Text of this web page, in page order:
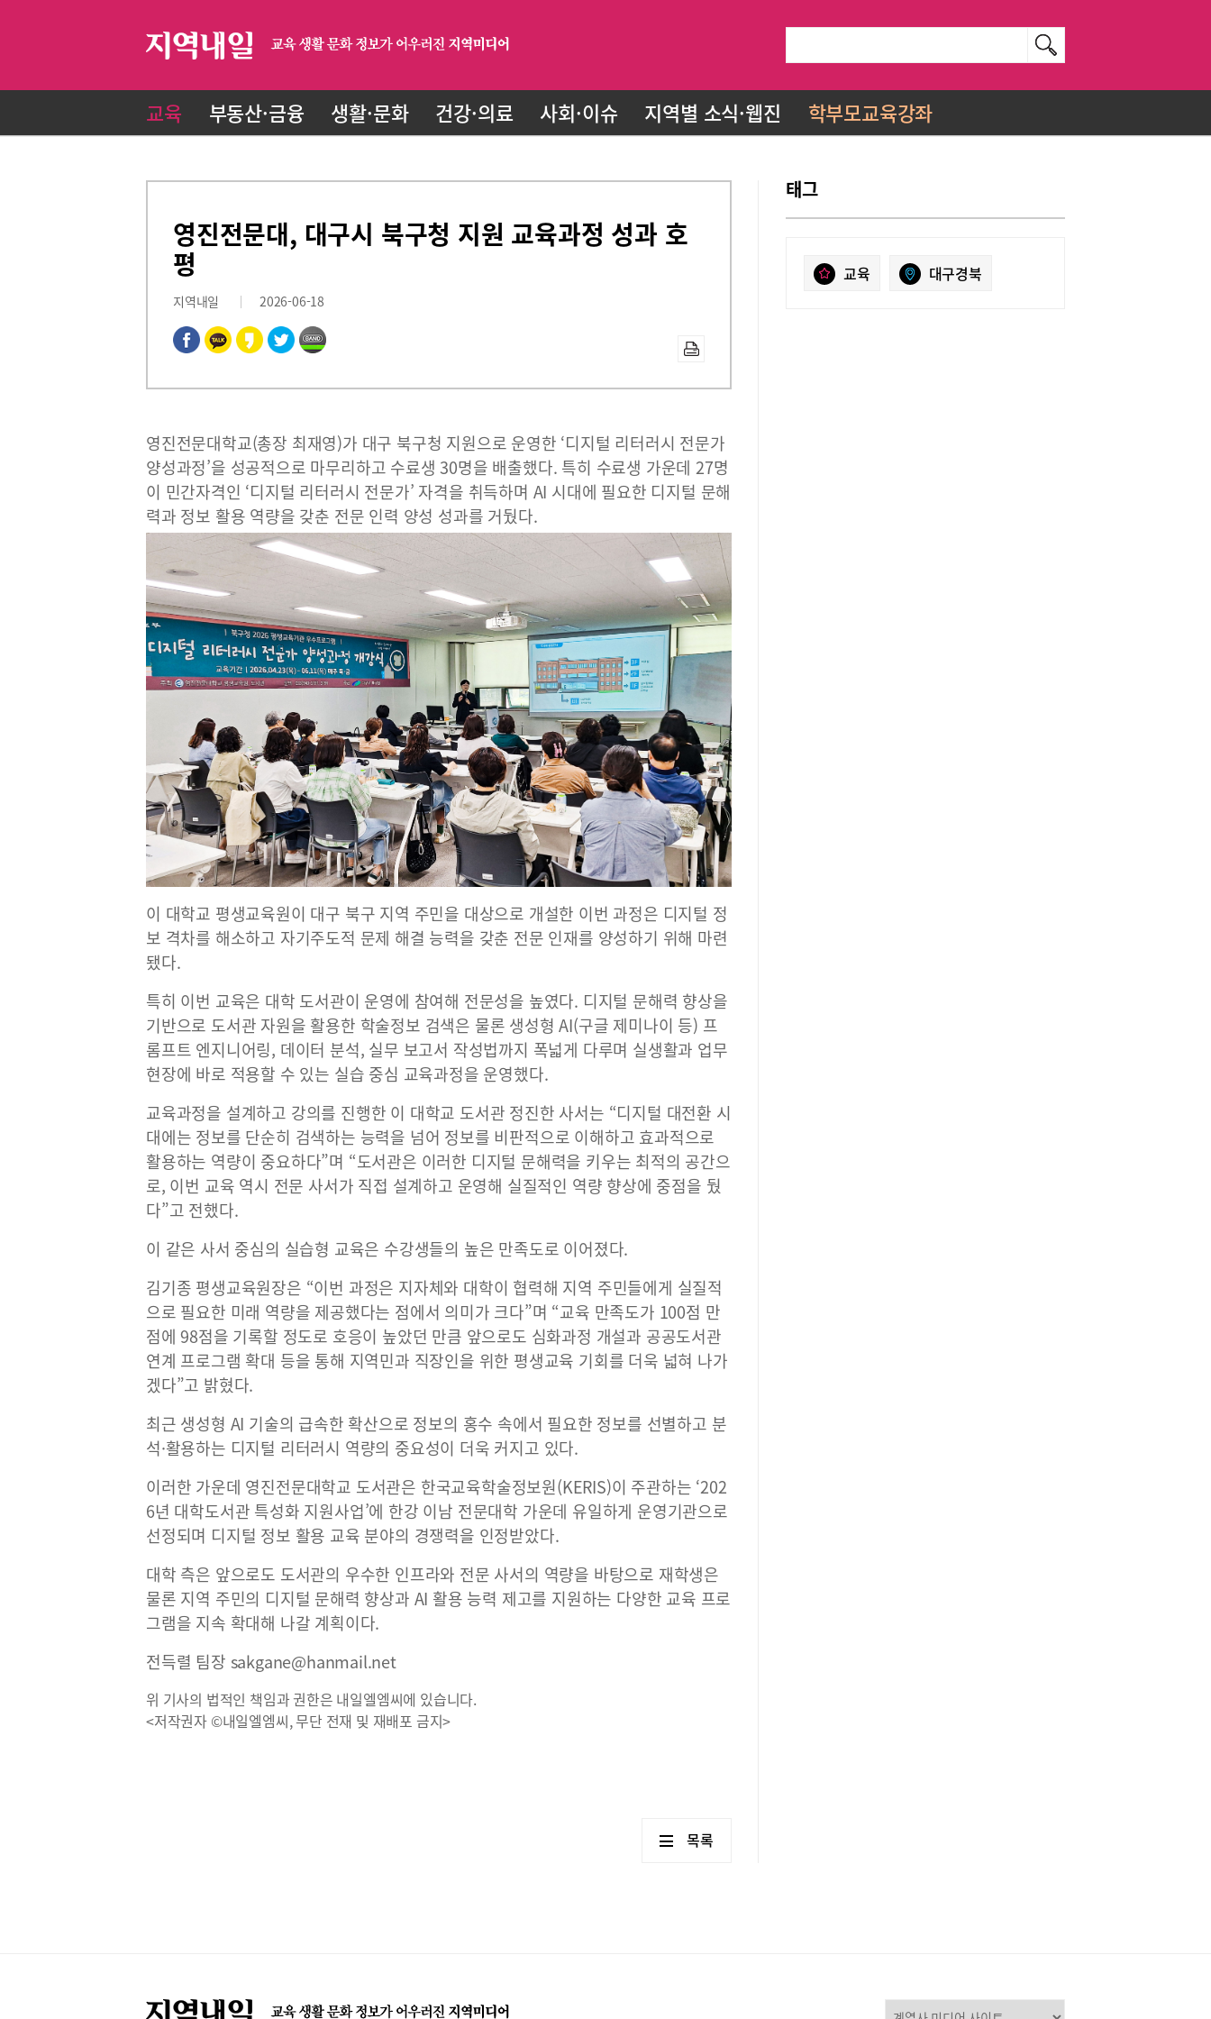
교육 부동산·금융 생활·문화 건강·의료 사회·이슈 지역별 소식·웹진 학부모교육강좌
영진전문대, 대구시 북구청 지원 교육과정 성과 호
평
지역내일 2026-06-18
영진전문대학교(총장 최재영)가 대구 북구청 지원으로 운영한 ‘디지털 리터러시 전문가
양성과정’을 성공적으로 마무리하고 수료생 30명을 배출했다. 특히 수료생 가운데 27명
이 민간자격인 ‘디지털 리터러시 전문가’ 자격을 취득하며 AI 시대에 필요한 디지털 문해
력과 정보 활용 역량을 갖춘 전문 인력 양성 성과를 거뒀다.
이 대학교 평생교육원이 대구 북구 지역 주민을 대상으로 개설한 이번 과정은 디지털 정
보 격차를 해소하고 자기주도적 문제 해결 능력을 갖춘 전문 인재를 양성하기 위해 마련
됐다.
특히 이번 교육은 대학 도서관이 운영에 참여해 전문성을 높였다. 디지털 문해력 향상을
기반으로 도서관 자원을 활용한 학술정보 검색은 물론 생성형 AI(구글 제미나이 등) 프
롬프트 엔지니어링, 데이터 분석, 실무 보고서 작성법까지 폭넓게 다루며 실생활과 업무
현장에 바로 적용할 수 있는 실습 중심 교육과정을 운영했다.
교육과정을 설계하고 강의를 진행한 이 대학교 도서관 정진한 사서는 “디지털 대전환 시
대에는 정보를 단순히 검색하는 능력을 넘어 정보를 비판적으로 이해하고 효과적으로
활용하는 역량이 중요하다”며 “도서관은 이러한 디지털 문해력을 키우는 최적의 공간으
로, 이번 교육 역시 전문 사서가 직접 설계하고 운영해 실질적인 역량 향상에 중점을 뒀
다”고 전했다.
이 같은 사서 중심의 실습형 교육은 수강생들의 높은 만족도로 이어졌다.
김기종 평생교육원장은 “이번 과정은 지자체와 대학이 협력해 지역 주민들에게 실질적
으로 필요한 미래 역량을 제공했다는 점에서 의미가 크다”며 “교육 만족도가 100점 만
점에 98점을 기록할 정도로 호응이 높았던 만큼 앞으로도 심화과정 개설과 공공도서관
연계 프로그램 확대 등을 통해 지역민과 직장인을 위한 평생교육 기회를 더욱 넓혀 나가
겠다”고 밝혔다.
최근 생성형 AI 기술의 급속한 확산으로 정보의 홍수 속에서 필요한 정보를 선별하고 분
석·활용하는 디지털 리터러시 역량의 중요성이 더욱 커지고 있다.
이러한 가운데 영진전문대학교 도서관은 한국교육학술정보원(KERIS)이 주관하는 ‘202
6년 대학도서관 특성화 지원사업’에 한강 이남 전문대학 가운데 유일하게 운영기관으로
선정되며 디지털 정보 활용 교육 분야의 경쟁력을 인정받았다.
대학 측은 앞으로도 도서관의 우수한 인프라와 전문 사서의 역량을 바탕으로 재학생은
물론 지역 주민의 디지털 문해력 향상과 AI 활용 능력 제고를 지원하는 다양한 교육 프로
그램을 지속 확대해 나갈 계획이다.
전득렬 팀장 sakgane@hanmail.net
위 기사의 법적인 책임과 권한은 내일엘엠씨에 있습니다.
<저작권자 ©내일엘엠씨, 무단 전재 및 재배포 금지>
목록
태그
교육 대구경북